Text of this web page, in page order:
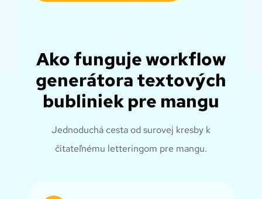
Ako funguje workflow
generátora textových
bubliniek pre mangu
Jednoduchá cesta od surovej kresby k
čitateľnému letteringom pre mangu.